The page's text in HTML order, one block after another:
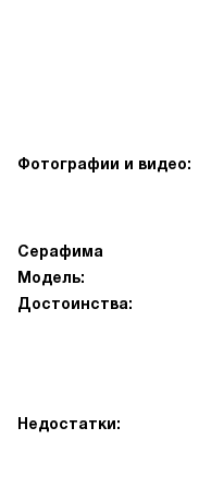
Фотографии и видео:
Серафима
Модель:
Достоинства:
Недостатки: